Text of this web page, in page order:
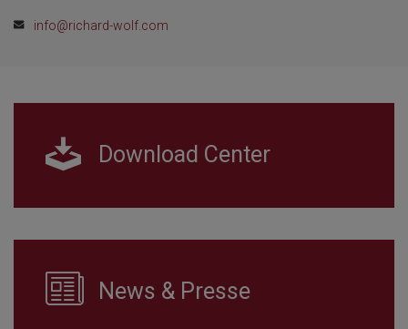
info@richard-wolf.com
Download Center
News & Presse